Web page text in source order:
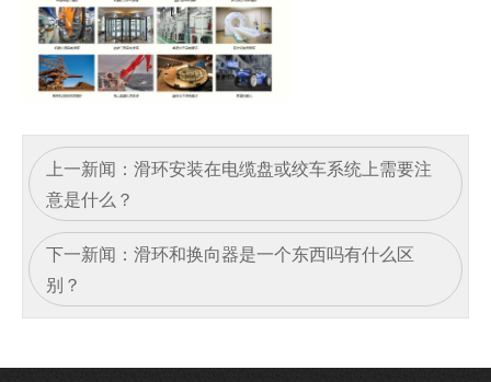
上一新闻： 滑环安装在电缆盘或绞车系统上需要注
意是什么？
下一新闻： 滑环和换向器是一个东西吗有什么区
别？